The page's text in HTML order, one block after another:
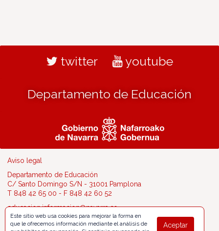
twitter youtube
Departamento de Educación
Aviso legal
Departamento de Educación
C/ Santo Domingo S/N - 31001 Pamplona
T 848 42 65 00 - F 848 42 60 52
educacion.informacion@navarra.es
Aceptar
Este sitio web usa cookies para mejorar la forma en
que le ofrecemos información mediante el análisis de